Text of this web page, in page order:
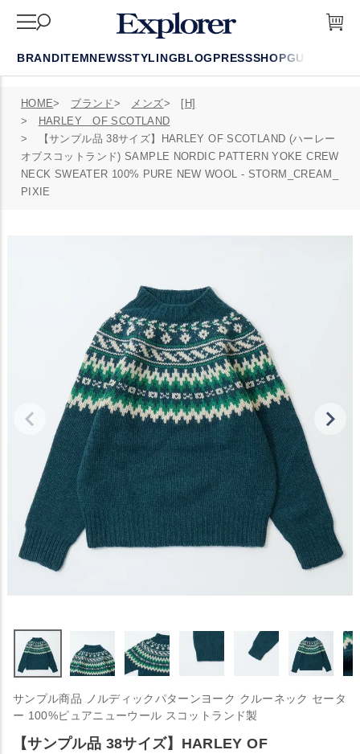
BRANDITEMNEWSSTYLINGBLOGPRESSSHOPGUIDE
HOME ブランド メンズ
[H]
HARLEY OF SCOTLAND
【サンプル品 38サイズ】HARLEY OF SCOTLAND (ハーレー
オブスコットランド) SAMPLE NORDIC PATTERN YOKE CREW
NECK SWEATER 100% PURE NEW WOOL - STORM_CREAM_
PIXIE
サンプル商品 ノルディックパターンヨーク クルーネック セータ
ー 100%ピュアニューウール スコットランド製
【サンプル品 38サイズ】HARLEY OF